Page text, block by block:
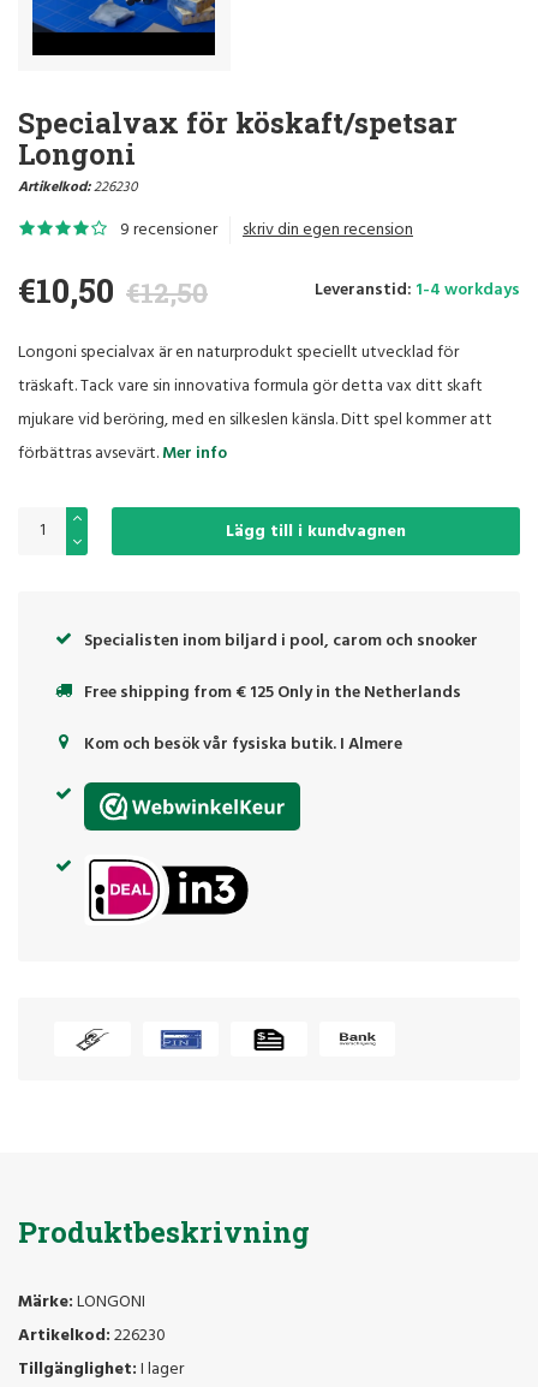
Specialvax för köskaft/spetsar
Longoni
Artikelkod:226230
9 recensioner skriv din egen recension
€10,50 €12,50 Leveranstid: 1-4 workdays
Longoni specialvax är en naturprodukt speciellt utvecklad för
träskaft. Tack vare sin innovativa formula gör detta vax ditt skaft
mjukare vid beröring, med en silkeslen känsla. Ditt spel kommer att
förbättras avsevärt.Mer info
Lägg till i kundvagnen
Specialisten inom biljard i pool, carom och snooker
Free shipping from € 125 Only in the Netherlands
Kom och besök vår fysiska butik. I Almere
Produktbeskrivning
Märke:LONGONI
Artikelkod:226230
Tillgänglighet:I lager